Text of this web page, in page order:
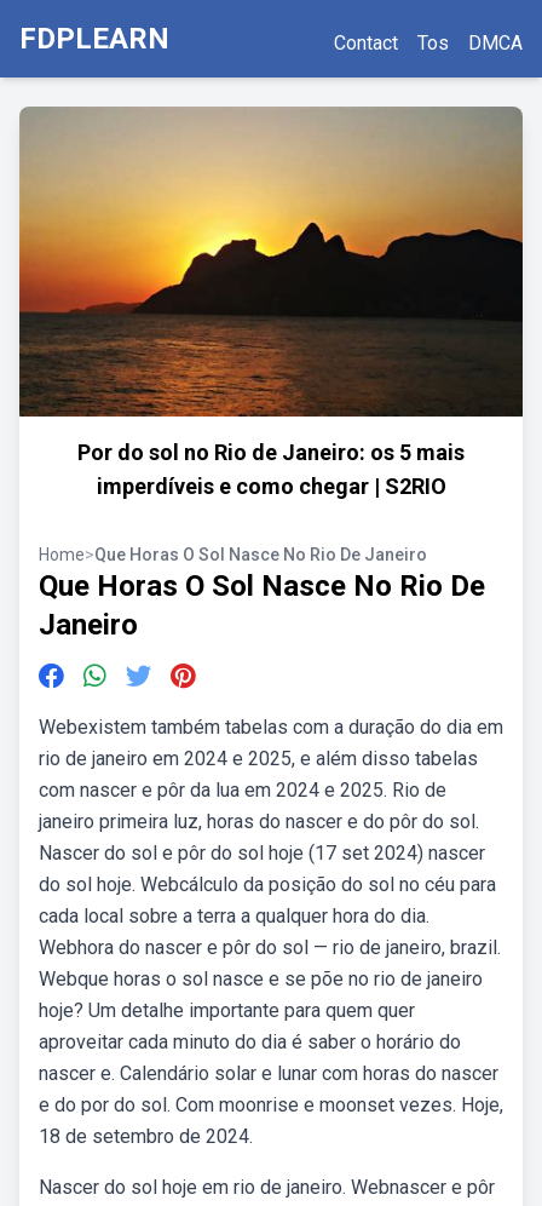
FDPLEARN Contact Tos DMCA
Por do sol no Rio de Janeiro: os 5 mais
imperdíveis e como chegar | S2RIO
Home>Que Horas O Sol Nasce No Rio De Janeiro
Que Horas O Sol Nasce No Rio De
Janeiro
Webexistem também tabelas com a duração do dia em
rio de janeiro em 2024 e 2025, e além disso tabelas
com nascer e pôr da lua em 2024 e 2025. Rio de
janeiro primeira luz, horas do nascer e do pôr do sol.
Nascer do sol e pôr do sol hoje (17 set 2024) nascer
do sol hoje. Webcálculo da posição do sol no céu para
cada local sobre a terra a qualquer hora do dia.
Webhora do nascer e pôr do sol — rio de janeiro, brazil.
Webque horas o sol nasce e se põe no rio de janeiro
hoje? Um detalhe importante para quem quer
aproveitar cada minuto do dia é saber o horário do
nascer e. Calendário solar e lunar com horas do nascer
e do por do sol. Com moonrise e moonset vezes. Hoje,
18 de setembro de 2024.
Nascer do sol hoje em rio de janeiro. Webnascer e pôr